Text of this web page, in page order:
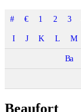
# € 1 2 3
I J K L M
Ba
Beaufort